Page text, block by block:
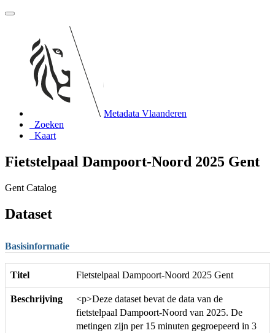
Metadata Vlaanderen
Zoeken
Kaart
Fietstelpaal Dampoort-Noord 2025 Gent
Gent Catalog
Dataset
Basisinformatie
Titel Fietstelpaal Dampoort-Noord 2025 Gent
Beschrijving
<p>Deze dataset bevat de data van de
fietstelpaal Dampoort-Noord van 2025. De
metingen zijn per 15 minuten gegroepeerd in 3